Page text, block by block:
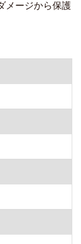
メージから保護